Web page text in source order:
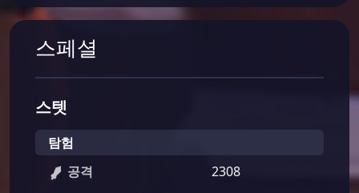
스페셜
스텟
탐험
공격
2308